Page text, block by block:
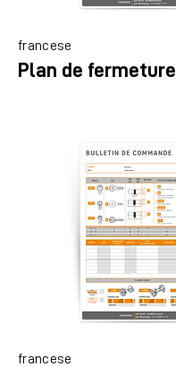
francese
Plan de fermeture
francese